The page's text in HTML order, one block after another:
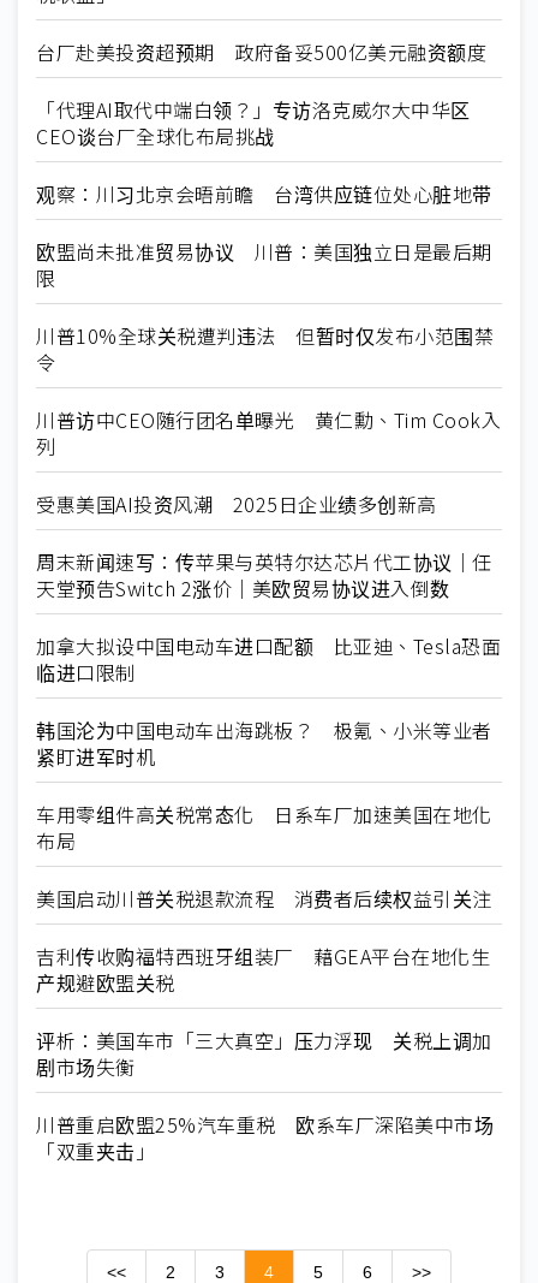
台厂赴美投资超预期 政府备妥500亿美元融资额度
「代理AI取代中端白领？」专访洛克威尔大中华区
CEO谈台厂全球化布局挑战
观察：川习北京会晤前瞻 台湾供应链位处心脏地带
欧盟尚未批准贸易协议 川普：美国独立日是最后期
限
川普10%全球关税遭判违法 但暂时仅发布小范围禁
令
川普访中CEO随行团名单曝光 黄仁勳、Tim Cook入
列
受惠美国AI投资风潮 2025日企业绩多创新高
周末新闻速写：传苹果与英特尔达芯片代工协议｜任
天堂预告Switch 2涨价｜美欧贸易协议进入倒数
加拿大拟设中国电动车进口配额 比亚迪、Tesla恐面
临进口限制
韩国沦为中国电动车出海跳板？ 极氪、小米等业者
紧盯进军时机
车用零组件高关税常态化 日系车厂加速美国在地化
布局
美国启动川普关税退款流程 消费者后续权益引关注
吉利传收购福特西班牙组装厂 藉GEA平台在地化生
产规避欧盟关税
评析：美国车市「三大真空」压力浮现 关税上调加
剧市场失衡
川普重启欧盟25%汽车重税 欧系车厂深陷美中市场
「双重夹击」
<< 2 3 4 5 6 >>